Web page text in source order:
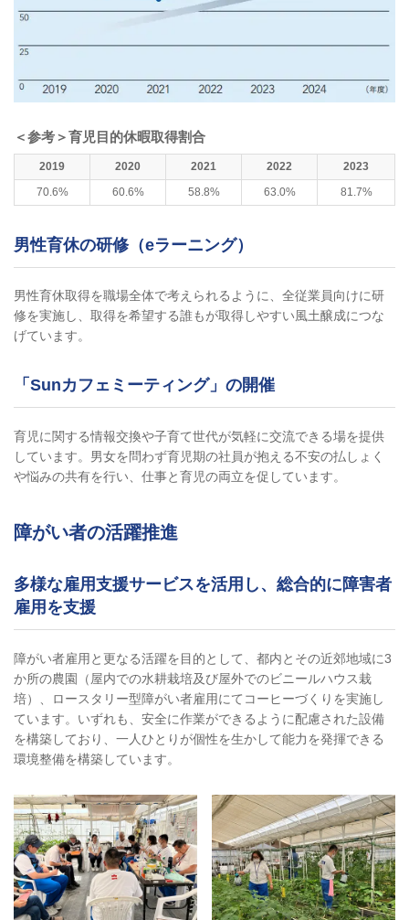
＜参考＞育児目的休暇取得割合
2019 2020 2021 2022
2023
70.6%
60.6% 58.8% 63.0% 81.7%
男性育休の研修（eラーニング）
男性育休取得を職場全体で考えられるように、全従業員向けに研
修を実施し、取得を希望する誰もが取得しやすい風土醸成につな
げています。
「Sunカフェミーティング」の開催
育児に関する情報交換や子育て世代が気軽に交流できる場を提供
しています。男女を問わず育児期の社員が抱える不安の払しょく
や悩みの共有を行い、仕事と育児の両立を促しています。
障がい者の活躍推進
多様な雇用支援サービスを活用し、総合的に障害者
雇用を支援
障がい者雇用と更なる活躍を目的として、都内とその近郊地域に3
か所の農園（屋内での水耕栽培及び屋外でのビニールハウス栽
培）、ロースタリー型障がい者雇用にてコーヒーづくりを実施し
ています。いずれも、安全に作業ができるように配慮された設備
を構築しており、一人ひとりが個性を生かして能力を発揮できる
環境整備を構築しています。